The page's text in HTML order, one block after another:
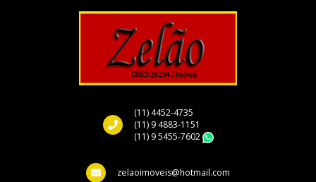
(11) 4452-4735
(11) 9 4883-1151
(11) 9 5455-7602
zelaoimoveis@hotmail.com